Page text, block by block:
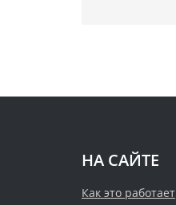
НА САЙТЕ
Как это работает